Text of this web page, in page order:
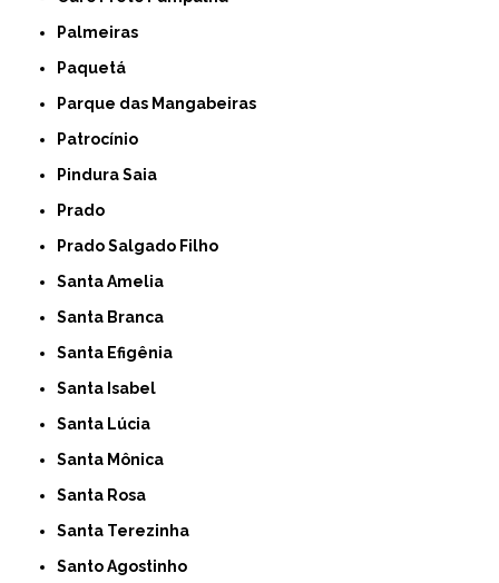
Palmeiras
Paquetá
Parque das Mangabeiras
Patrocínio
Pindura Saia
Prado
Prado Salgado Filho
Santa Amelia
Santa Branca
Santa Efigênia
Santa Isabel
Santa Lúcia
Santa Mônica
Santa Rosa
Santa Terezinha
Santo Agostinho